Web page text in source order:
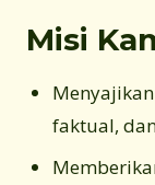
Misi
faktual,